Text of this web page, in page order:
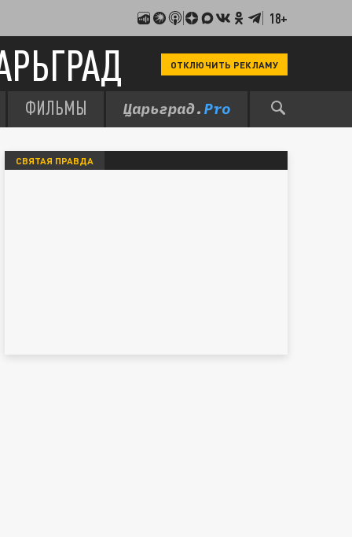
18+
ОТКЛЮЧИТЬ РЕКЛАМУ
ФИЛЬМЫ
СВЯТАЯ ПРАВДА